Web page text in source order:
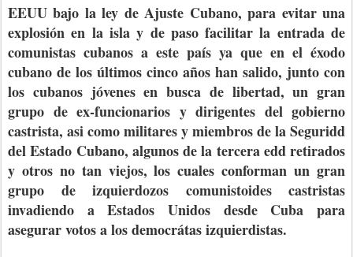
EEUU bajo la ley de Ajuste Cubano, para evitar una
explosión en la isla y de paso facilitar la entrada de
comunistas cubanos a este país ya que en el éxodo
cubano de los últimos cinco años han salido, junto con
los cubanos jóvenes en busca de libertad, un gran
grupo de ex-funcionarios y dirigentes del gobierno
castrista, asi como militares y miembros de la Seguridd
del Estado Cubano, algunos de la tercera edd retirados
y otros no tan viejos, los cuales conforman un gran
grupo de izquierdozos comunistoides castristas
invadiendo a Estados Unidos desde Cuba para
asegurar votos a los democrátas izquierdistas.